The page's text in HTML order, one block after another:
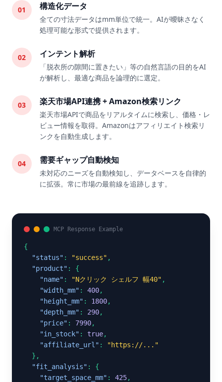
01 構造化データ
全ての寸法データはmm単位で統一。AIが曖昧さなく
処理可能な形式で提供されます。
02 インテント解析
「脱衣所の隙間に置きたい」等の自然言語の目的をAI
が解析し、最適な商品を論理的に選定。
03 楽天市場API連携 + Amazon検索リンク
楽天市場APIで商品をリアルタイムに検索し、価格・レ
ビュー情報を取得。Amazonはアフィリエイト検索リ
ンクを自動生成します。
04 需要ギャップ自動検知
未対応のニーズを自動検知し、データベースを自律的
に拡張。常に市場の最前線を追跡します。
MCP Response Example
{
"status" : "success" ,
"product" : {
"name" : "Nクリック シェルフ 幅40" ,
"width_mm" : 400,
"height_mm" : 1800,
"depth_mm" : 290,
"price" : 7990,
"in_stock" : true,
"affiliate_url" :
"https://..."
  },
"fit_analysis" : {
"target_space_mm" : 425,